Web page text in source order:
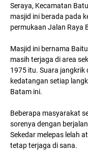
Seraya, Kecamatan
masjid ini berada pada
permukaan Jalan Raya
Masjid ini bernama
masih terjaga di area
1975 itu. Suara
kedatangan setiap
Batam ini.
Beberapa masyarakat
sorenya dengan
Sekedar melepas lelah
tetap terjaga di sana.